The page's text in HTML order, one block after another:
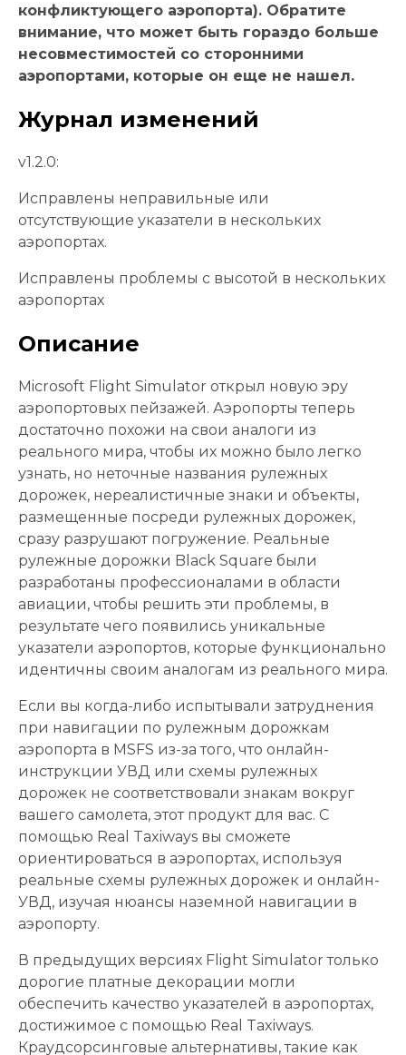
конфликтующего аэропорта). Обратите
внимание, что может быть гораздо больше
несовместимостей со сторонними
аэропортами, которые он еще не нашел.
Журнал изменений
v1.2.0:
Исправлены неправильные или
отсутствующие указатели в нескольких
аэропортах.
Исправлены проблемы с высотой в нескольких
аэропортах
Описание
Microsoft Flight Simulator открыл новую эру
аэропортовых пейзажей. Аэропорты теперь
достаточно похожи на свои аналоги из
реального мира, чтобы их можно было легко
узнать, но неточные названия рулежных
дорожек, нереалистичные знаки и объекты,
размещенные посреди рулежных дорожек,
сразу разрушают погружение. Реальные
рулежные дорожки Black Square были
разработаны профессионалами в области
авиации, чтобы решить эти проблемы, в
результате чего появились уникальные
указатели аэропортов, которые функционально
идентичны своим аналогам из реального мира.
Если вы когда-либо испытывали затруднения
при навигации по рулежным дорожкам
аэропорта в MSFS из-за того, что онлайн-
инструкции УВД или схемы рулежных
дорожек не соответствовали знакам вокруг
вашего самолета, этот продукт для вас. С
помощью Real Taxiways вы сможете
ориентироваться в аэропортах, используя
реальные схемы рулежных дорожек и онлайн-
УВД, изучая нюансы наземной навигации в
аэропорту.
В предыдущих версиях Flight Simulator только
дорогие платные декорации могли
обеспечить качество указателей в аэропортах,
достижимое с помощью Real Taxiways.
Краудсорсинговые альтернативы, такие как